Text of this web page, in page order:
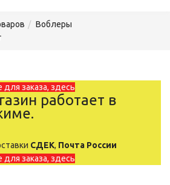
Воблеры
заказа, здесь
работает в
СДЕК, Почта России
заказа, здесь